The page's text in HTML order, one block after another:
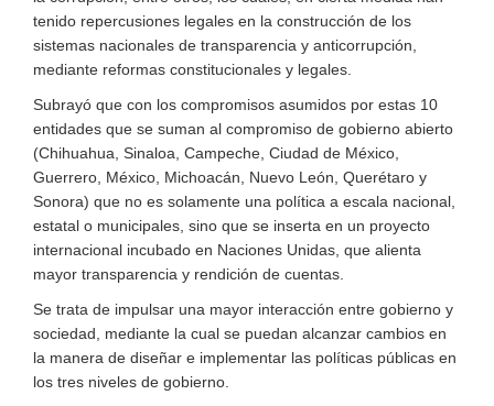
tenido repercusiones legales en la construcción de los
sistemas nacionales de transparencia y anticorrupción,
mediante reformas constitucionales y legales.
Subrayó que con los compromisos asumidos por estas 10
entidades que se suman al compromiso de gobierno abierto
(Chihuahua, Sinaloa, Campeche, Ciudad de México,
Guerrero, México, Michoacán, Nuevo León, Querétaro y
Sonora) que no es solamente una política a escala nacional,
estatal o municipales, sino que se inserta en un proyecto
internacional incubado en Naciones Unidas, que alienta
mayor transparencia y rendición de cuentas.
Se trata de impulsar una mayor interacción entre gobierno y
sociedad, mediante la cual se puedan alcanzar cambios en
la manera de diseñar e implementar las políticas públicas en
los tres niveles de gobierno.